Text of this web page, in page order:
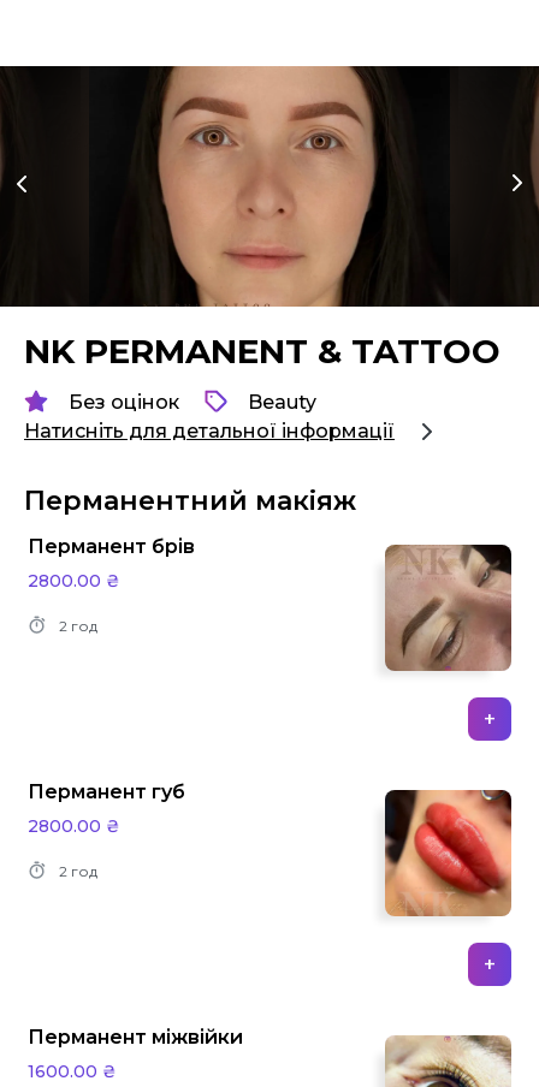
NK PERMANENT & TATTOO
Без оцінок
Beauty
Натисніть для детальної інформації
Перманентний макіяж
Перманент брів
2800.00 ₴
2 год
+
Перманент губ
2800.00 ₴
2 год
+
Перманент міжвійки
1600.00 ₴